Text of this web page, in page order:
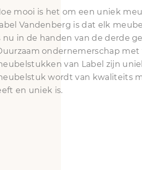
mooi is het om een uniek
Vandenberg is dat elk
nu in de handen van de derde
ondernemerschap met
van Label zijn
wordt van kwaliteits
en uniek is.